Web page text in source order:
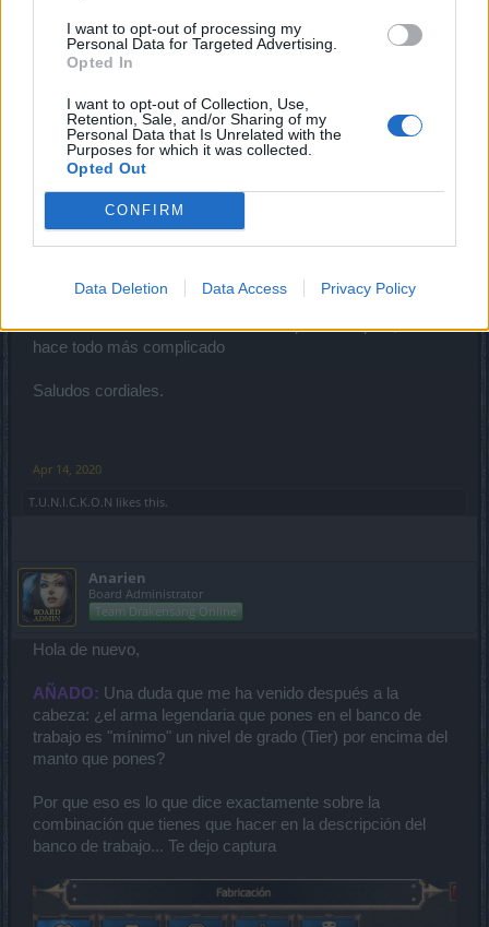
I want to opt-out of processing my
Personal Data for Targeted Advertising.
Opted In
I want to opt-out of Collection, Use,
Retention, Sale, and/or Sharing of my
Personal Data that Is Unrelated with the
Purposes for which it was collected.
Opted Out
CONFIRM
Data Deletion Data Access Privacy Policy
deidad said: ↑
mueves el cursor a la parte del manto pone manto comun de
Los mantos comunes son blanco, verde o azul. Luego
están los mejorados que son rosa (extraordinario) ,
legendarios o únicos.
Has probado a cambiar también de tipo de arma?
objetos que estás poniendo exactamente en el banco de
colaboráis facilitando la información que se os pide, se
hace todo más complicado
Saludos cordiales.
Apr 14, 2020
T.U.N.I.C.K.O.N likes this.
Anarien
Board Administrator
Team Drakensang Online
Hola de nuevo,
AÑADO: Una duda que me ha venido después a la
cabeza: ¿el arma legendaria que pones en el banco de
trabajo es "mínimo" un nivel de grado (Tier) por encima del
manto que pones?
Por que eso es lo que dice exactamente sobre la
combinación que tienes que hacer en la descripción del
banco de trabajo... Te dejo captura